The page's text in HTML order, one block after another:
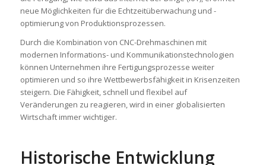
neue Möglichkeiten für die Echtzeitüberwachung und -
optimierung von Produktionsprozessen.
Durch die Kombination von CNC-Drehmaschinen mit
modernen Informations- und Kommunikationstechnologien
können Unternehmen ihre Fertigungsprozesse weiter
optimieren und so ihre Wettbewerbsfähigkeit in Krisenzeiten
steigern. Die Fähigkeit, schnell und flexibel auf
Veränderungen zu reagieren, wird in einer globalisierten
Wirtschaft immer wichtiger.
Historische Entwicklung